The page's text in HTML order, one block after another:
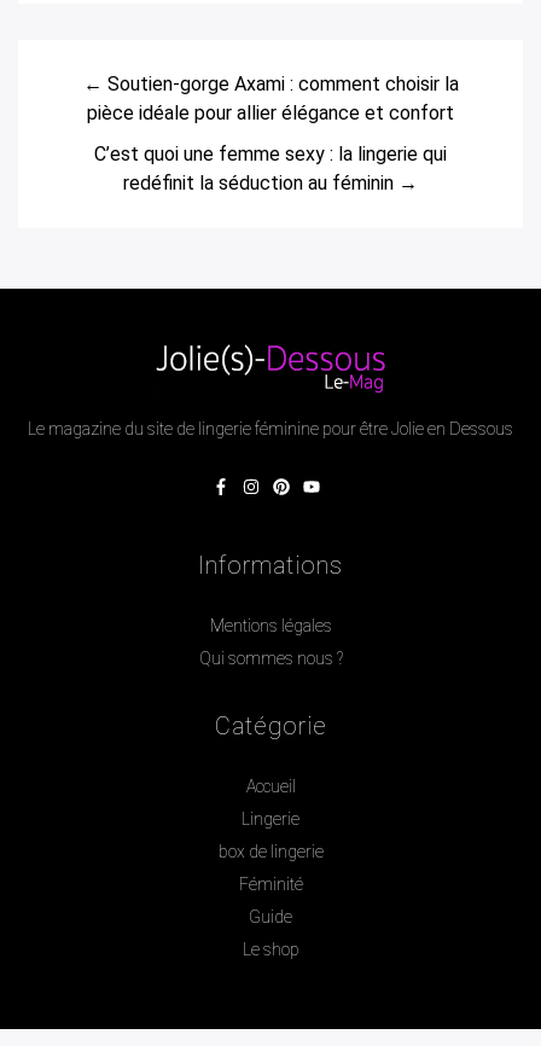
← Soutien-gorge Axami : comment choisir la
pièce idéale pour allier élégance et confort
C’est quoi une femme sexy : la lingerie qui
redéfinit la séduction au féminin →
Le magazine du site de lingerie féminine pour être Jolie en Dessous
Informations
Mentions légales
Qui sommes nous ?
Catégorie
Accueil
Lingerie
box de lingerie
Féminité
Guide
Le shop